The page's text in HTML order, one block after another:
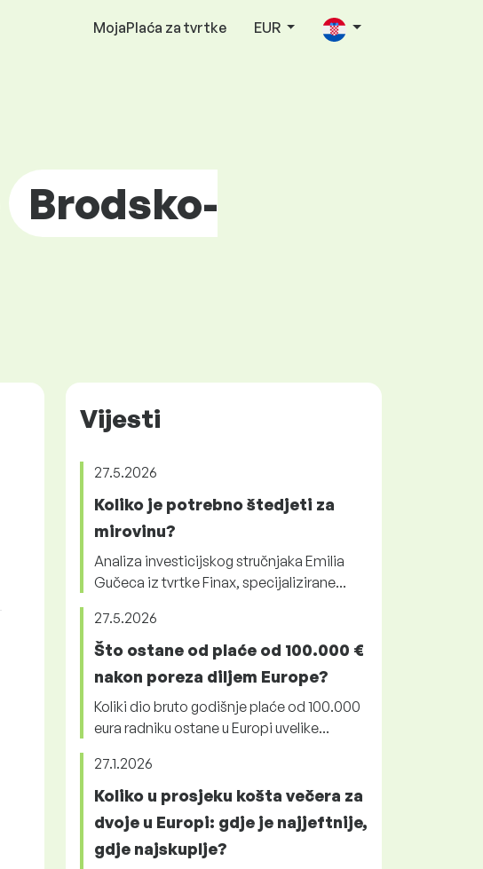
MojaPlaća za tvrtke EUR
Brodsko-
Vijesti
27.5.2026
Koliko je potrebno štedjeti za
mirovinu?
Analiza investicijskog stručnjaka Emilia
Gučeca iz tvrtke Finax, specijalizirane...
27.5.2026
Što ostane od plaće od 100.000 €
nakon poreza diljem Europe?
Koliki dio bruto godišnje plaće od 100.000
eura radniku ostane u Europi uvelike...
27.1.2026
Koliko u prosjeku košta večera za
dvoje u Europi: gdje je najjeftnije,
gdje najskuplje?